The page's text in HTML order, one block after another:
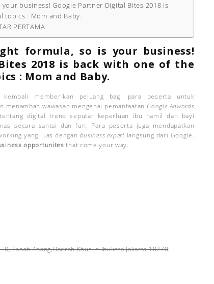
business! Google Partner Digital Bites 2018 is
topics : Mom and Baby.
PERTAMA
formula, so is your business!
2018 is back with one of the
: Mom and Baby.
memberikan peluang bagi para peserta untuk
menambah wawasan mengenai pemanfaatan Google Adwords
digital trend seputar keperluan ibu hamil dan bayi
secara santai dan fun. Para peserta juga mendapatkan
yang luas dengan business expert langsung dari Google.
opportunites that come your way.
Tanah Abang,Daerah Khusus Ibukota Jakarta 10270